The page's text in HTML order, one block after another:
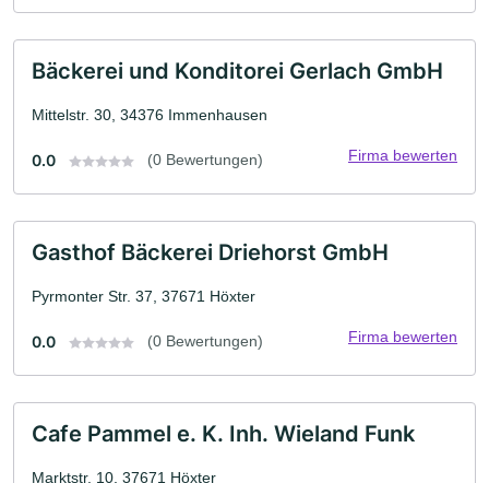
Bäckerei und Konditorei Gerlach GmbH
Mittelstr. 30, 34376 Immenhausen
0.0 (0 Bewertungen) Firma bewerten
Gasthof Bäckerei Driehorst GmbH
Pyrmonter Str. 37, 37671 Höxter
0.0 (0 Bewertungen) Firma bewerten
Cafe Pammel e. K. Inh. Wieland Funk
Marktstr. 10, 37671 Höxter